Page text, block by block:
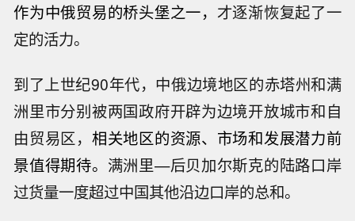
作为中俄贸易的桥头堡之一， 才逐渐恢复起了一
定的活力。
到了上世纪90年代，中俄边境地区的赤塔州和满
洲里市分别被两国政府开辟为边境开放城市和自
由贸易区， 相关地区的资源、市场和发展潜力前
景值得期待。 满洲里—后贝加尔斯克的陆路口岸
过货量一度超过中国其他沿边口岸的总和。